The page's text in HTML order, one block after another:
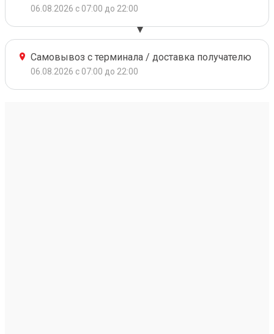
06.08.2026 с 07:00 до 22:00
Самовывоз с терминала / доставка получателю
06.08.2026 с 07:00 до 22:00